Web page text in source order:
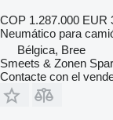
COP 1.287.000 EUR
Neumático para
Bélgica, Bree
Smeets & Zonen
Contacte con el